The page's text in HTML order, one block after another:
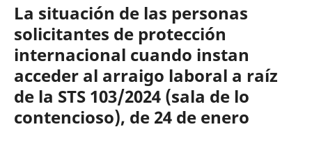
La situación de las personas
solicitantes de protección
internacional cuando instan
acceder al arraigo laboral a raíz
de la STS 103/2024 (sala de lo
contencioso), de 24 de enero